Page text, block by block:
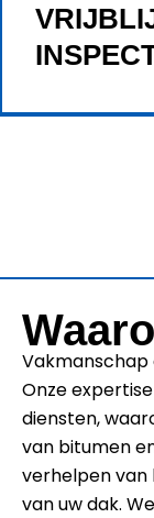
Vakmanschap
Onze
diensten,
van bitumen
verhelpen van
van uw dak.